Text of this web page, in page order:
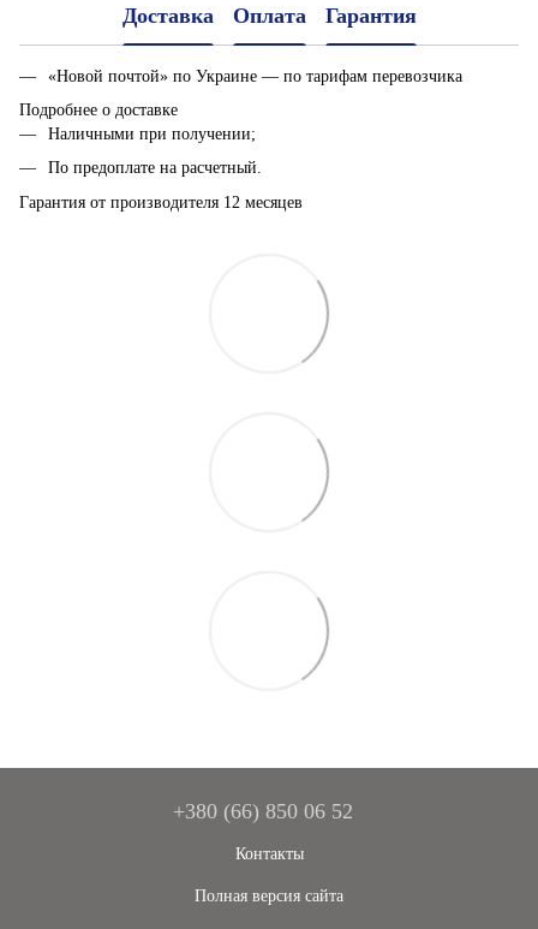
Доставка Оплата Гарантия
«Новой почтой» по Украине — по тарифам перевозчика
Подробнее о доставке
Наличными при получении;
По предоплате на расчетный.
Гарантия от производителя 12 месяцев
+380 (66) 850 06 52
Контакты
Полная версия сайта